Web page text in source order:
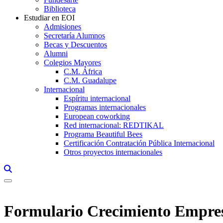
Biblioteca
Estudiar en EOI
Admisiones
Secretaría Alumnos
Becas y Descuentos
Alumni
Colegios Mayores
C.M. África
C.M. Guadalupe
Internacional
Espíritu internacional
Programas internacionales
European coworking
Red internacional: REDTIKAL
Programa Beautiful Bees
Certificación Contratación Pública Internacional
Otros proyectos internacionales
Formulario Crecimiento